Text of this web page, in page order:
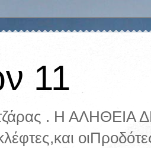
11
. Η ΑΛΗΘΕΙΑ